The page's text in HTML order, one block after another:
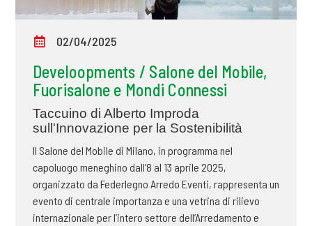
02/04/2025
Develoopments / Salone del Mobile,
Fuorisalone e Mondi Connessi
Taccuino di Alberto Improda
sull'Innovazione per la Sostenibilità
Il Salone del Mobile di Milano, in programma nel
capoluogo meneghino dall’8 al 13 aprile 2025,
organizzato da Federlegno Arredo Eventi, rappresenta un
evento di centrale importanza e una vetrina di rilievo
internazionale per l’intero settore dell’Arredamento e